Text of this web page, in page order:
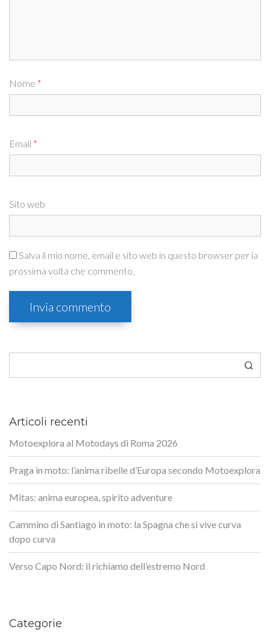
Nome *
Email *
Sito web
Salva il mio nome, email e sito web in questo browser per la
prossima volta che commento.
Articoli recenti
Motoexplora al Motodays di Roma 2026
Praga in moto: l’anima ribelle d’Europa secondo Motoexplora
Mitas: anima europea, spirito adventure
Cammino di Santiago in moto: la Spagna che si vive curva
dopo curva
Verso Capo Nord: il richiamo dell’estremo Nord
Categorie